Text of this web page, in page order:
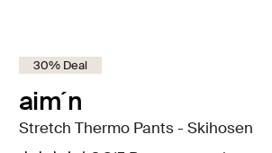
30% Deal
aim´n
Stretch Thermo Pants - Skihosen